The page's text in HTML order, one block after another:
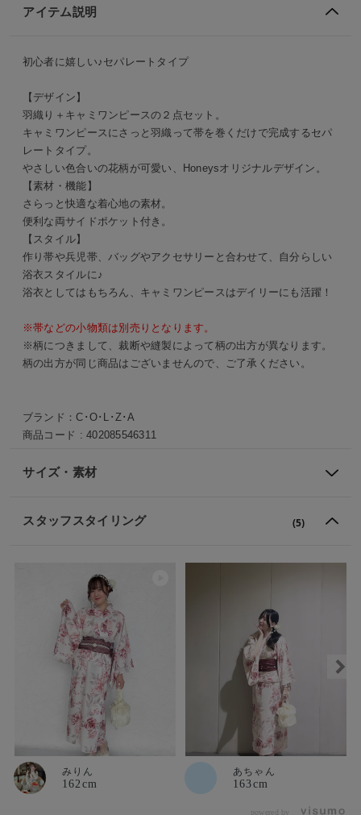
アイテム説明
初心者に嬉しい♪セパレートタイプ
【デザイン】
羽織り＋キャミワンピースの２点セット。
キャミワンピースにさっと羽織って帯を巻くだけで完成するセパ
レートタイプ。
さしい色合いの花柄が可愛い、Honeysオリジナルデザイン。
【素材・機能】
さらっと快適な着心地の素材。
便利な両サイドポケット付き。
【スタイル】
作り帯や兵児帯、バッグやアクセサリーと合わせて、自分らしい
浴衣スタイルに♪
浴衣としてはもちろん、キャミワンピースはデイリーにも活躍！
※帯などの小物類は別売りとなります。
※柄につきまして、裁断や縫製によって柄の出方が異なります。
柄の出方が同じ商品はございませんので、ご了承ください。
ブランド：C･O･L･Z･A
商品コード :402085546311
サイズ・素材
スタッフスタイリング (5)
みりん
162cm
あちゃん
163cm
powered by